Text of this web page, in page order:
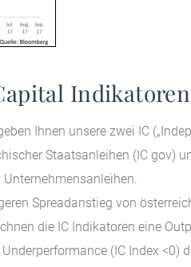
Indikatoren
Ihnen unsere zwei IC
Staatsanleihen (IC gov)
Spreadanstieg von
die IC Indikatoren eine
(IC Index